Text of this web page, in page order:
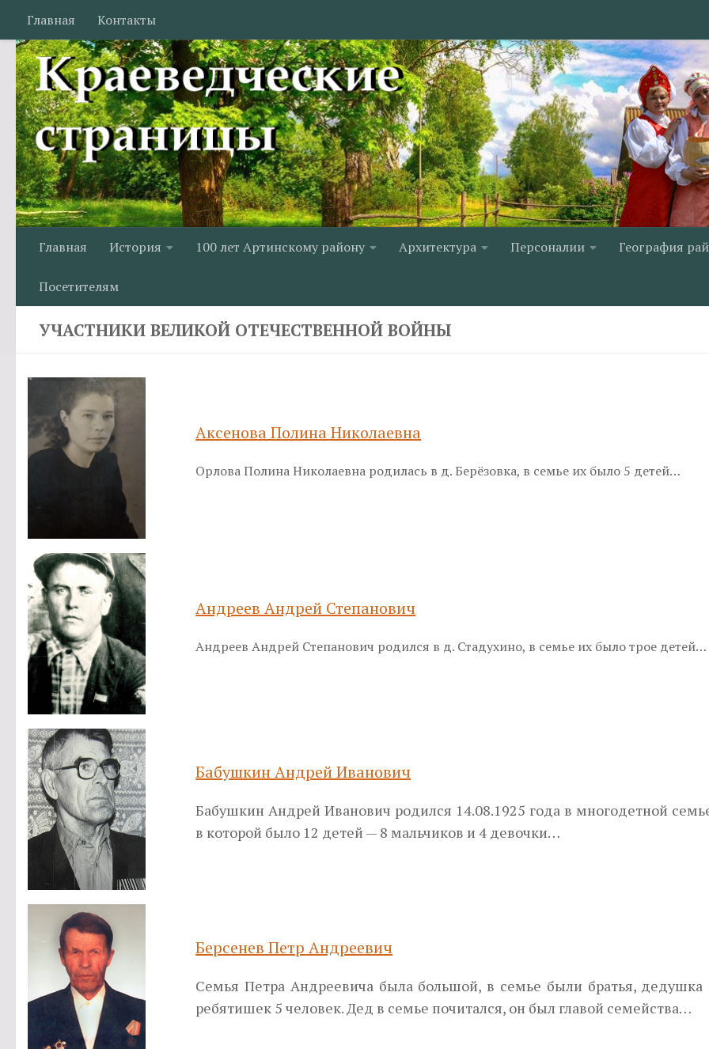
Перейти к содержимому
Главная Контакты
Главная История 100 лет Артинскому району Архитектура Персоналии География
Посетителям
УЧАСТНИКИ ВЕЛИКОЙ ОТЕЧЕСТВЕННОЙ ВОЙНЫ
Аксенова Полина Николаевна
Орлова Полина Николаевна родилась в д. Берёзовка, в семье их было 5 детей…
Андреев Андрей Степанович
Андреев Андрей Степанович родился в д. Стадухино, в семье их было трое детей…
Бабушкин Андрей Иванович
Бабушкин Андрей Иванович родился 14.08.1925 года в многодетной
в которой было 12 детей — 8 мальчиков и 4 девочки…
Берсенев Петр Андреевич
Семья Петра Андреевича была большой, в семье были братья, дедушка
ребятишек 5 человек. Дед в семье почитался, он был главой семейства…